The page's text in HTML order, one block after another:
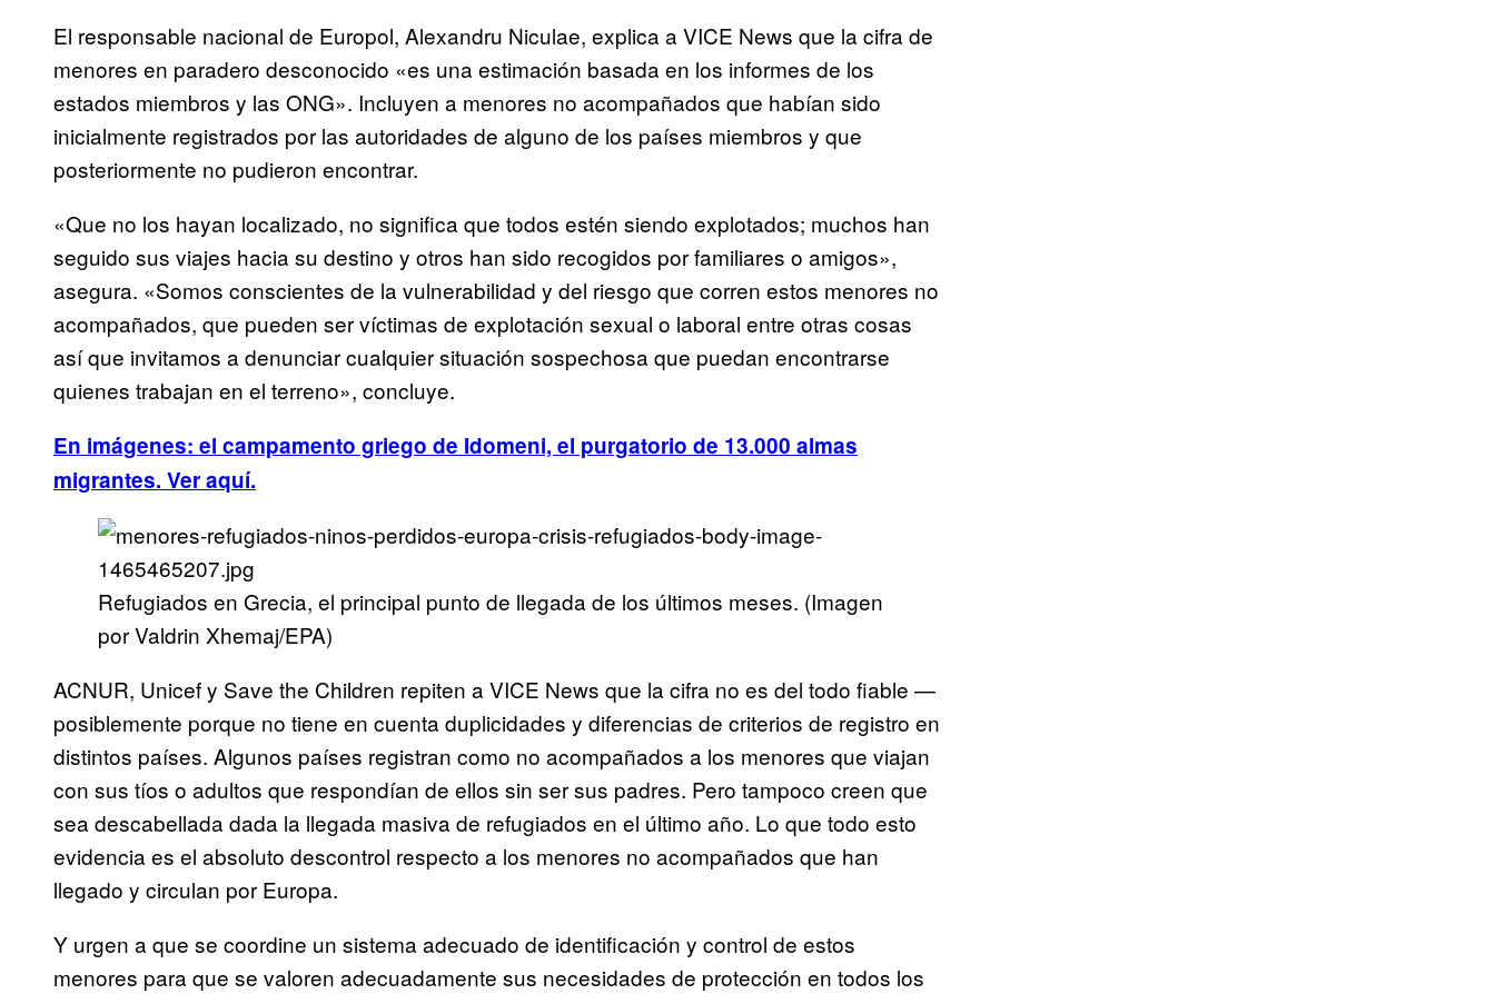
El responsable nacional de Europol, Alexandru Niculae, explica a VICE News que la cifra de
menores en paradero desconocido «es una estimación basada en los informes de los
estados miembros y las ONG». Incluyen a menores no acompañados que habían sido
inicialmente registrados por las autoridades de alguno de los países miembros y que
posteriormente no pudieron encontrar.
«Que no los hayan localizado, no significa que todos estén siendo explotados; muchos han
seguido sus viajes hacia su destino y otros han sido recogidos por familiares o amigos»,
asegura. «Somos conscientes de la vulnerabilidad y del riesgo que corren estos menores no
acompañados, que pueden ser víctimas de explotación sexual o laboral entre otras cosas
así que invitamos a denunciar cualquier situación sospechosa que puedan encontrarse
quienes trabajan en el terreno», concluye.
En imágenes: el campamento griego de Idomeni, el purgatorio de 13.000 almas
migrantes. Ver aquí.
Refugiados en Grecia, el principal punto de llegada de los últimos meses. (Imagen
por Valdrin Xhemaj/EPA)
ACNUR, Unicef y Save the Children repiten a VICE News que la cifra no es del todo fiable —
posiblemente porque no tiene en cuenta duplicidades y diferencias de criterios de registro en
distintos países. Algunos países registran como no acompañados a los menores que viajan
con sus tíos o adultos que respondían de ellos sin ser sus padres. Pero tampoco creen que
sea descabellada dada la llegada masiva de refugiados en el último año. Lo que todo esto
evidencia es el absoluto descontrol respecto a los menores no acompañados que han
llegado y circulan por Europa.
Y urgen a que se coordine un sistema adecuado de identificación y control de estos
menores para que se valoren adecuadamente sus necesidades de protección en todos los